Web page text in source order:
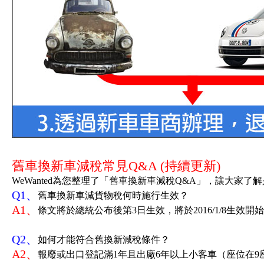
舊車換新車減稅常見Q&A (持續更新)
WeWanted為您整理了「舊車換新車減稅Q&A」，讓大家了
Q1、 舊車換新車減貨物稅何時施行生效？
A1、 條文將於總統公布後第3日生效，將於2016/1/8生效開
Q2、 如何才能符合舊換新減稅條件？
A2、
報廢或出口登記滿1年且出廠6年以上小客車（座位在